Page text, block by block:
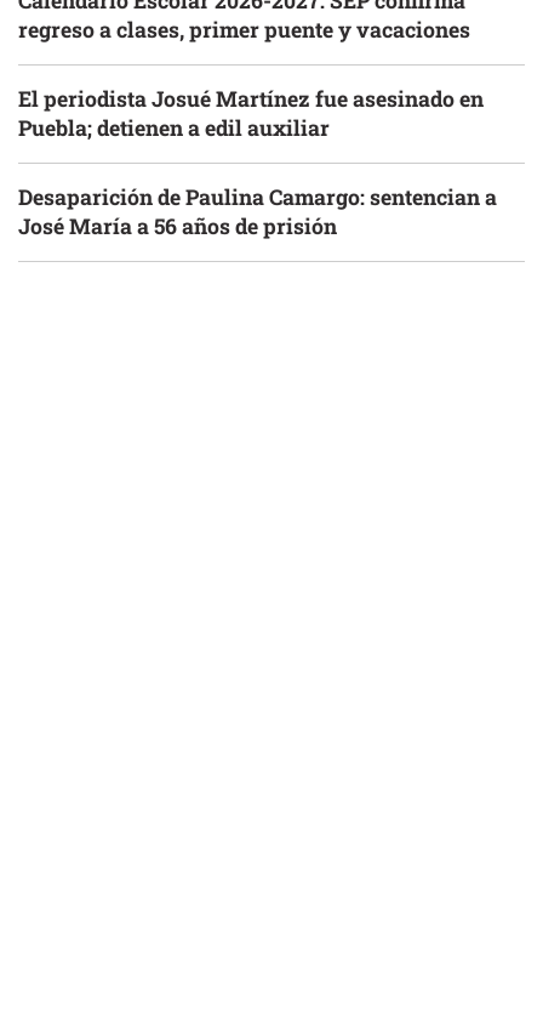
regreso a clases, primer puente y vacaciones
El periodista Josué Martínez fue asesinado en
Puebla; detienen a edil auxiliar
Desaparición de Paulina Camargo: sentencian a
José María a 56 años de prisión